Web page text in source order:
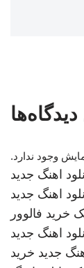
دیدگاه‌ها
وجود ندارد.
اهنگ جدید
اهنگ جدید
خرید فالوور
اهنگ جدید
جدید خرید